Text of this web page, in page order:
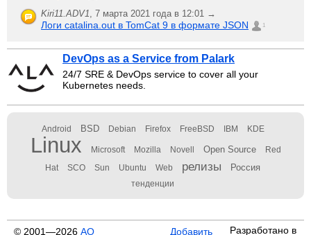
Kiri11.ADV1, 7 марта 2021 года в 12:01 →
Логи catalina.out в TomCat 9 в формате JSON 1
DevOps as a Service from Palark
24/7 SRE & DevOps service to cover all your
Kubernetes needs.
Android BSD Debian Firefox FreeBSD IBM KDE
Linux Microsoft Mozilla Novell Open Source Red
Hat SCO Sun Ubuntu Web релизы Россия
тенденции
© 2001—2026 АО Добавить Разработано в